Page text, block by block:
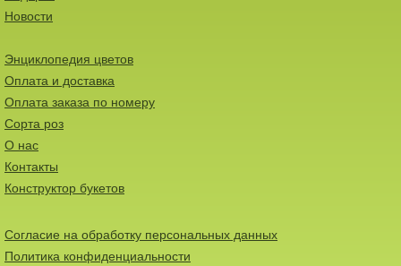
Новости
Энциклопедия цветов
Оплата и доставка
Оплата заказа по номеру
Сорта роз
О нас
Контакты
Конструктор букетов
Согласие на обработку персональных данных
Политика конфиденциальности